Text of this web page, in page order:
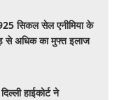
सिकल सेल एनीमिया के
से अधिक का मुफ्त इलाज
हाईकोर्ट ने